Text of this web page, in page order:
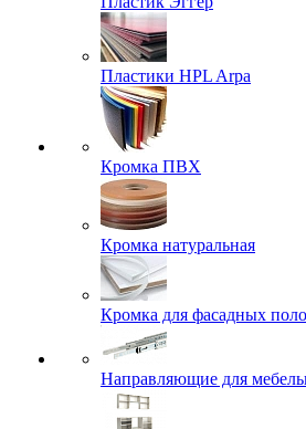
Пластики HPL Arpa
Кромка ПВХ
Кромка натуральная
Кромка для фасадных
Направляющие для